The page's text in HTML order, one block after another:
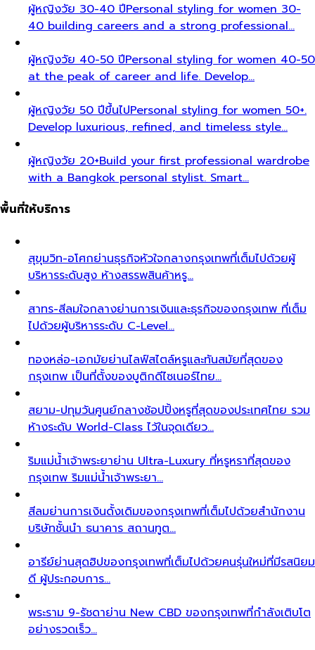
ผู้หญิงวัย 30-40 ปีPersonal styling for women 30-
40 building careers and a strong professional…
ผู้หญิงวัย 40-50 ปีPersonal styling for women 40-50
at the peak of career and life. Develop…
ผู้หญิงวัย 50 ปีขึ้นไปPersonal styling for women 50+.
Develop luxurious, refined, and timeless style…
ผู้หญิงวัย 20+Build your first professional wardrobe
with a Bangkok personal stylist. Smart…
พื้นที่ให้บริการ
สุขุมวิท-อโศกย่านธุรกิจหัวใจกลางกรุงเทพที่เต็มไปด้วยผู้
บริหารระดับสูง ห้างสรรพสินค้าหรู…
สาทร-สีลมใจกลางย่านการเงินและธุรกิจของกรุงเทพ ที่เต็ม
ไปด้วยผู้บริหารระดับ C-Level…
ทองหล่อ-เอกมัยย่านไลฟ์สไตล์หรูและทันสมัยที่สุดของ
กรุงเทพ เป็นที่ตั้งของบูติกดีไซเนอร์ไทย…
สยาม-ปทุมวันศูนย์กลางช้อปปิ้งหรูที่สุดของประเทศไทย รวม
ห้างระดับ World-Class ไว้ในจุดเดียว…
ริมแม่น้ำเจ้าพระยาย่าน Ultra-Luxury ที่หรูหราที่สุดของ
กรุงเทพ ริมแม่น้ำเจ้าพระยา…
สีลมย่านการเงินดั้งเดิมของกรุงเทพที่เต็มไปด้วยสำนักงาน
บริษัทชั้นนำ ธนาคาร สถานทูต…
อารีย์ย่านสุดฮิปของกรุงเทพที่เต็มไปด้วยคนรุ่นใหม่ที่มีรสนิยม
ดี ผู้ประกอบการ…
พระราม 9-รัชดาย่าน New CBD ของกรุงเทพที่กำลังเติบโต
อย่างรวดเร็ว…